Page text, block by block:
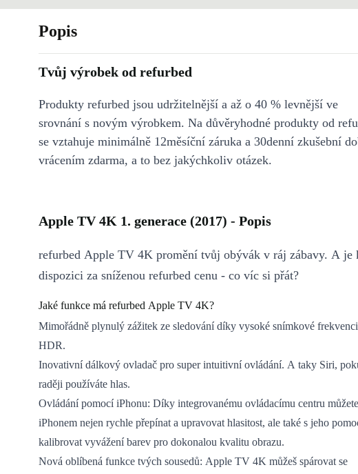
Popis
Tvůj výrobek od refurbed
Produkty refurbed jsou udržitelnější a až o 40 % levnější ve
srovnání s novým výrobkem. Na důvěryhodné produkty od
se vztahuje minimálně 12měsíční záruka a 30denní zkušební
vrácením zdarma, a to bez jakýchkoliv otázek.
Apple TV 4K 1. generace (2017) - Popis
refurbed Apple TV 4K promění tvůj obývák v ráj zábavy. A je k
dispozici za sníženou refurbed cenu - co víc si přát?
Jaké funkce má refurbed Apple TV 4K?
Mimořádně plynulý zážitek ze sledování díky vysoké snímkové
HDR.
Inovativní dálkový ovladač pro super intuitivní ovládání. A taky Siri,
raději používáte hlas.
Ovládání pomocí iPhonu: Díky integrovanému ovládacímu centru můžete
iPhonem nejen rychle přepínat a upravovat hlasitost, ale také s jeho
kalibrovat vyvážení barev pro dokonalou kvalitu obrazu.
Nová oblíbená funkce tvých sousedů: Apple TV 4K můžeš spárovat se